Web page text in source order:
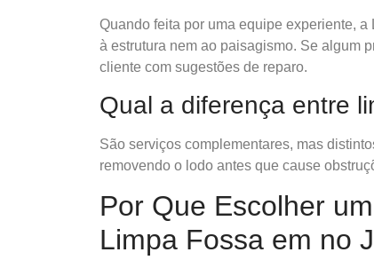
Quando feita por uma equipe experiente,
à estrutura nem ao paisagismo. Se algum
cliente com sugestões de reparo.
Qual a diferença entre
São serviços complementares, mas
removendo o lodo antes que cause
Por Que Escolher
Limpa Fossa em no